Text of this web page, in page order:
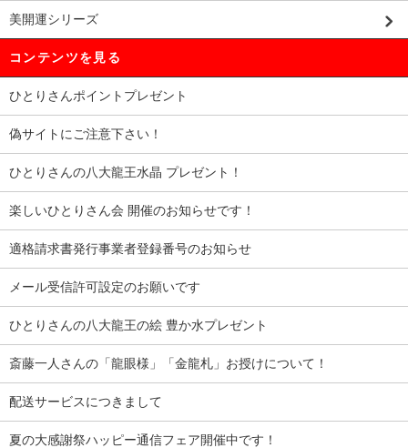
美開運シリーズ
コンテンツを見る
ひとりさんポイントプレゼント
偽サイトにご注意下さい！
ひとりさんの八大龍王水晶 プレゼント！
楽しいひとりさん会 開催のお知らせです！
適格請求書発行事業者登録番号のお知らせ
メール受信許可設定のお願いです
ひとりさんの八大龍王の絵 豊か水プレゼント
斎藤一人さんの「龍眼様」「金龍札」お授けについて！
配送サービスにつきまして
夏の大感謝祭ハッピー通信フェア開催中です！